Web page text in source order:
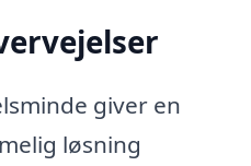
giver en
løsning